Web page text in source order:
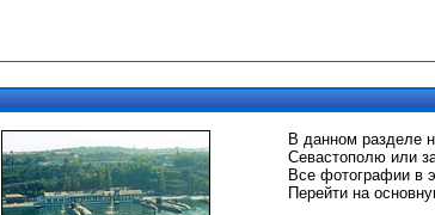
В данном разделе
Севастополю или
Все фотографии в
Перейти на